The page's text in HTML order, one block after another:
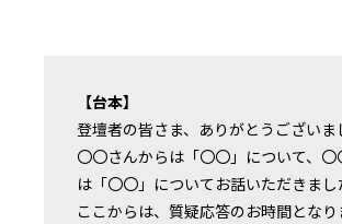
【台本】
登壇者の皆さま、ありがとうございま
〇〇さんからは「〇〇」について、〇
は「〇〇」についてお話いただきまし
ここからは、質疑応答のお時間となり